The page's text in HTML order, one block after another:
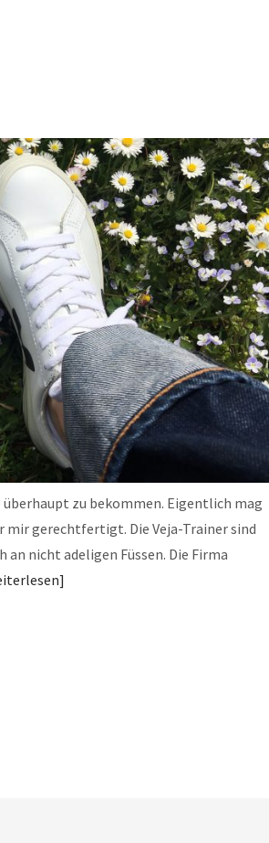
überhaupt zu bekommen. Eigentlich mag
mir gerechtfertigt. Die Veja-Trainer sind
an nicht adeligen Füssen. Die Firma